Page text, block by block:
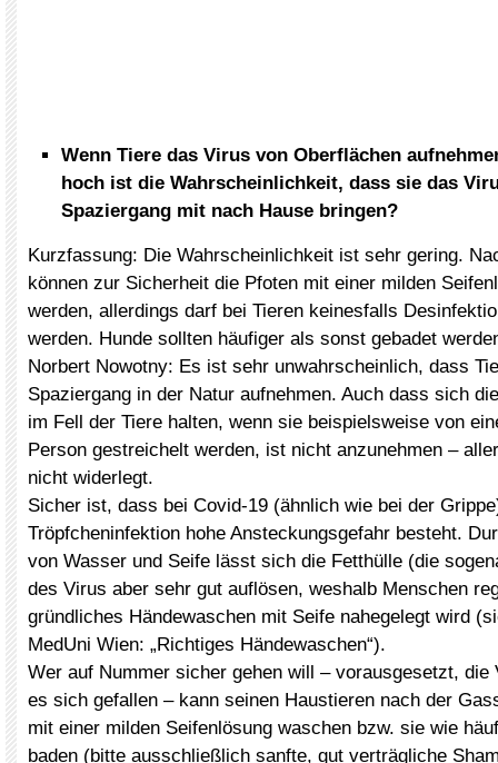
Wenn Tiere das Virus von Oberflächen
hoch ist die Wahrscheinlichkeit, dass sie das
Spaziergang mit nach Hause bringen?
Kurzfassung: Die Wahrscheinlichkeit ist sehr gering.
können zur Sicherheit die Pfoten mit einer milden
werden, allerdings darf bei Tieren keinesfalls
werden. Hunde sollten häufiger als sonst gebadet
Norbert Nowotny: Es ist sehr unwahrscheinlich, dass
Spaziergang in der Natur aufnehmen. Auch dass sich
im Fell der Tiere halten, wenn sie beispielsweise von
Person gestreichelt werden, ist nicht anzunehmen –
nicht widerlegt.
Sicher ist, dass bei Covid-19 (ähnlich wie bei der
Tröpfcheninfektion hohe Ansteckungsgefahr besteht.
von Wasser und Seife lässt sich die Fetthülle (die
des Virus aber sehr gut auflösen, weshalb Menschen
gründliches Händewaschen mit Seife nahegelegt wird
MedUni Wien: „Richtiges Händewaschen“).
Wer auf Nummer sicher gehen will – vorausgesetzt, die
es sich gefallen – kann seinen Haustieren nach der
mit einer milden Seifenlösung waschen bzw. sie wie
baden (bitte ausschließlich sanfte, gut verträgliche